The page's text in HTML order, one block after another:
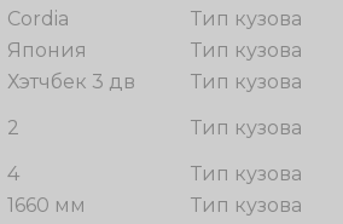
Cordia
Тип кузова
Япония
Тип кузова
Хэтчбек 3 дв
Тип кузова
2
Тип кузова
4
Тип кузова
1660 мм
Тип кузова